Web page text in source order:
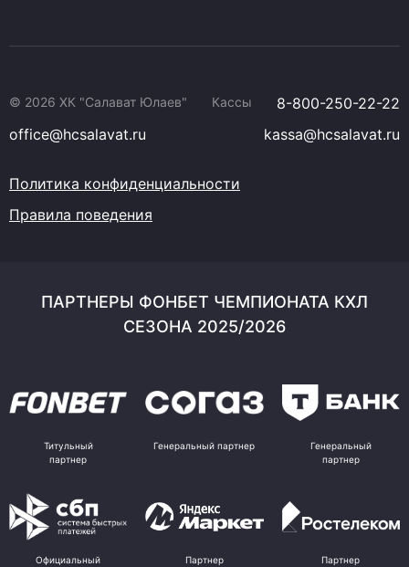
© 2026 ХК "Салават Юлаев" Кассы
8-800-250-22-22
office@hcsalavat.ru
kassa@hcsalavat.ru
Политика конфиденциальности
Правила поведения
ПАРТНЕРЫ ФОНБЕТ ЧЕМПИОНАТА КХЛ
СЕЗОНА 2025/2026
Титульный
партнер
Генеральный партнер
Генеральный
партнер
Официальный Партнер Партнер